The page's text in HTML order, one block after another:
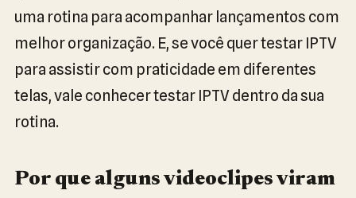
uma rotina para acompanhar lançamentos com
melhor organização. E, se você quer testar IPTV
para assistir com praticidade em diferentes
telas, vale conhecer testar IPTV dentro da sua
rotina.
Por que alguns videoclipes viram